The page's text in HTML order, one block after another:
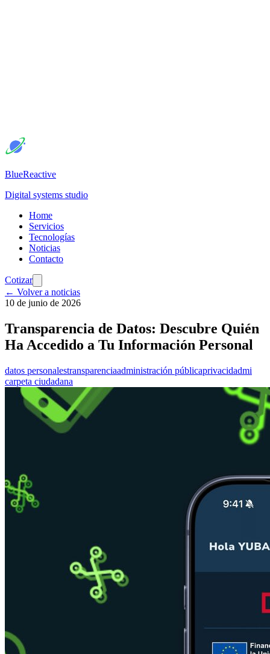
BlueReactive
Digital systems studio
Home
Servicios
Tecnologías
Noticias
Contacto
Cotizar
← Volver a noticias
10 de junio de 2026
Transparencia de Datos: Descubre Quién
Ha Accedido a Tu Información Personal
datos personalestransparenciaadministración públicaprivacidadmi
carpeta ciudadana